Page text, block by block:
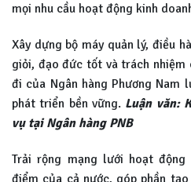
mọi nhu cầu hoạt động kinh
Xây dựng bộ máy quản lý, điều
giỏi, đạo đức tốt và trách nhiệm
đi của Ngân hàng Phương Nam
phát triển bền vững. Luận văn:
vụ tại Ngân hàng PNB
Trải rộng mạng lưới hoạt
điểm của cả nước, góp phần